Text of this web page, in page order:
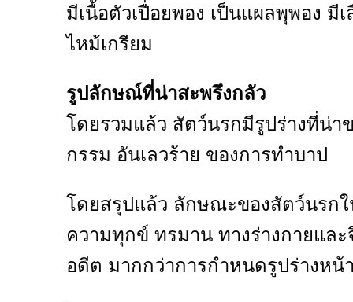
มีเนื้อตัวเปื่อยพอง เป็นแผลพุพอง
ไหม้เกรียม
รูปลักษณ์ที่น่าสะพรึงกลัว
โดยรวมแล้ว สัตว์นรกมีรูปร่างที่น่า
กรรม อันเลวร้าย ของการทำบาป
โดยสรุปแล้ว ลักษณะของสัตว์นรก
ความทุกข์ ทรมาน ทางร่างกายแล
อดีต มากกว่าการกำหนดรูปร่างหน้